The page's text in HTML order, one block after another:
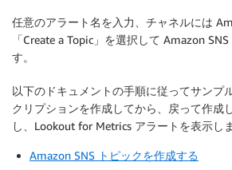
任意のアラート名を入力、チャネルには
「Create a Topic」を選択して Amazon
す。
以下のドキュメントの手順に従ってサンプ
クリプションを作成してから、戻って作成
し、Lookout for Metrics アラートを表示しま
Amazon SNS トピックを作成する